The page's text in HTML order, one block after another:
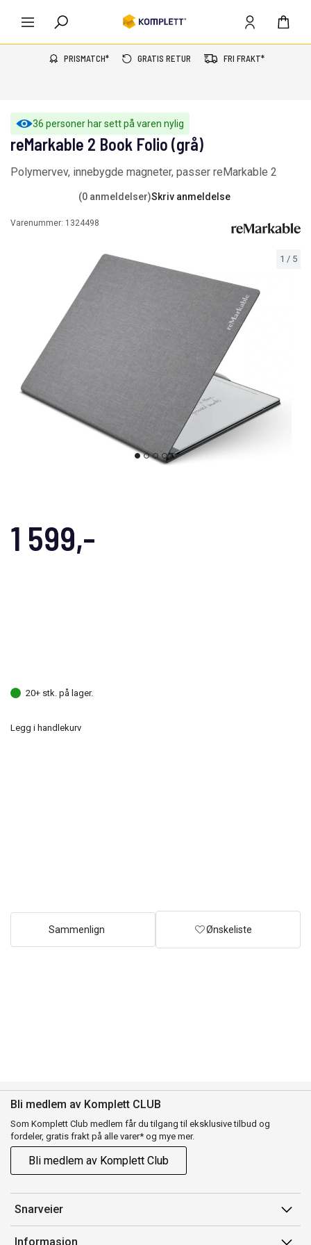
PRISMATCH* GRATIS RETUR FRI FRAKT*
36 personer har sett på varen nylig
1 / 5
reMarkable 2 Book Folio (grå)
Polymervev, innebygde magneter, passer reMarkable 2
(0 anmeldelser)Skriv anmeldelse
Varenummer: 1324498
1 599,-
20+ stk. på lager.
Legg i handlekurv
Sammenlign Ønskeliste
Bli medlem av Komplett CLUB
Som Komplett Club medlem får du tilgang til eksklusive tilbud og
fordeler, gratis frakt på alle varer* og mye mer.
Bli medlem av Komplett Club
Snarveier
Min side
Informasjon